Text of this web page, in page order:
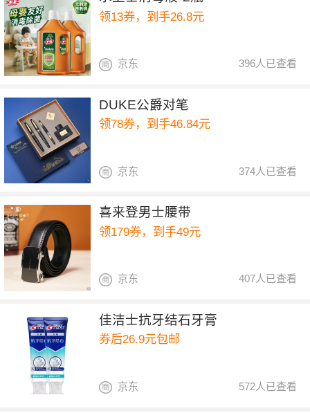
领13券，到手26.8元
396人已查看
京东
DUKE公爵对笔
领78券，到手46.84元
374人已查看
京东
喜来登男士腰带
领179券，到手49元
407人已查看
京东
佳洁士抗牙结石牙膏
券后26.9元包邮
572人已查看
京东